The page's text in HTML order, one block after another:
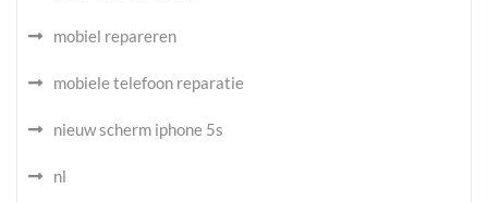
mobiel repareren
mobiele telefoon reparatie
nieuw scherm iphone 5s
nl